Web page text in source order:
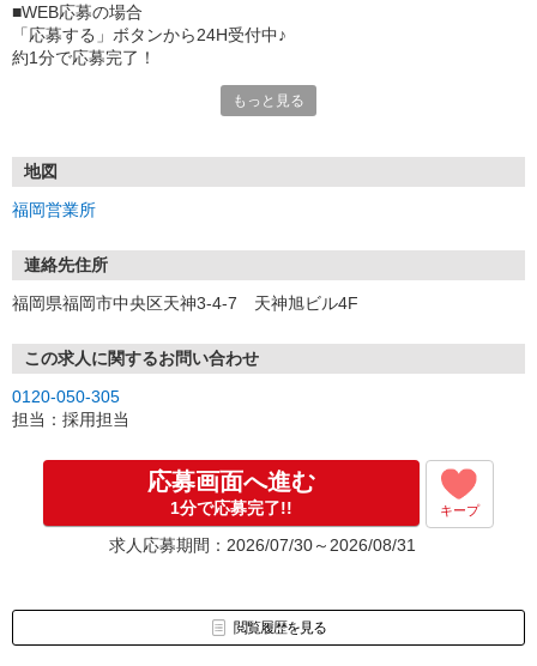
■WEB応募の場合
「応募する」ボタンから24H受付中♪
約1分で応募完了！
①応募から3営業日を目安に、メールorお電話でご連絡します。
★スマホでWEB面接（LINEなど）・出張面接・事務所面接と選べま
す
③面接実施（履歴書不要）
※ご希望があれば、職場見学の調整もOKです！
お気軽にご応募ください♪
もっと見る
地図
福岡営業所
連絡先住所
福岡県福岡市中央区天神3-4-7 天神旭ビル4F
この求人に関するお問い合わせ
0120-050-305
担当：採用担当
応募画面へ進む
1分で応募完了!! キープ
求人応募期間：2026/07/30～2026/08/31
閲覧履歴を見る